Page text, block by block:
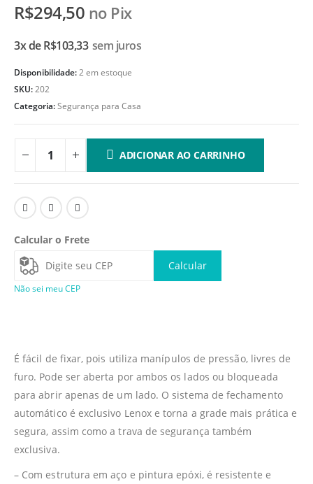
R$294,50 no Pix
3x deR$103,33 sem juros
Disponibilidade:2 em estoque
SKU:202
Categoria:Segurança para Casa
ADICIONAR AO CARRINHO
Calcular o Frete
Calcular
Não sei meu CEP
É fácil de fixar, pois utiliza manípulos de pressão, livres de
furo. Pode ser aberta por ambos os lados ou bloqueada
para abrir apenas de um lado. O sistema de fechamento
automático é exclusivo Lenox e torna a grade mais prática e
segura, assim como a trava de segurança também
exclusiva.
– Com estrutura em aço e pintura epóxi, é resistente e